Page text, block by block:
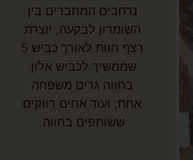
נרחבים המחברים בין
השומרון לבקעה, יוצרת
רצף חוות לאורך כביש 5
שממשיך לכביש אלון.
בחווה גרים משפחה
אחת, ועוד אחים רווקים
ששותפים בחווה.